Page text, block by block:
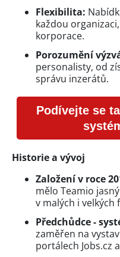
Flexibilita:
každou
korporace.
Porozumění
personalisty, od
správu inzerátů.
Podívejte se
Historie a vývoj
Založení v roce
mělo Teamio
v malých i velkých
Předchůdce -
zaměřen na
portálech Jobs.cz